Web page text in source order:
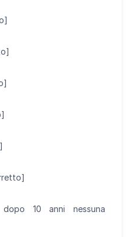
dopo 10 anni nessuna